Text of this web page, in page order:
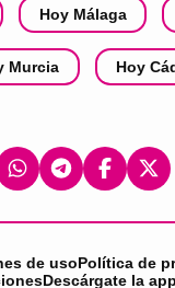
Hoy Málaga
Murcia Hoy
de usoPolítica de
Descárgate la app